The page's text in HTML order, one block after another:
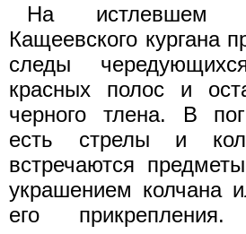
На истлевшем
Кащеевского кургана
следы
красных полос и
черного тлена. В
есть стрелы и
встречаются
украшением колчана
его прикрепления.